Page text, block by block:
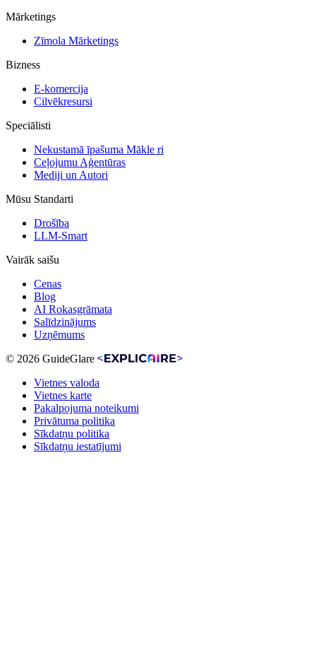
Mārketings
Zīmola Mārketings
Bizness
E-komercija
Cilvēkresursi
Speciālisti
Nekustamā īpašuma Mākle ri
Ceļojumu Aģentūras
Mediji un Autori
Mūsu Standarti
Drošība
LLM-Smart
Vairāk saišu
Cenas
Blog
AI Rokasgrāmata
Salīdzinājums
Uzņēmums
© 2026 GuideGlare
Vietnes valoda
Vietnes karte
Pakalpojuma noteikumi
Privātuma politika
Sīkdatņu politika
Sīkdatņu iestatījumi